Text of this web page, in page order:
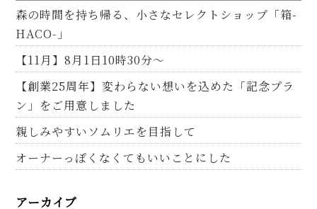
森の時間を持ち帰る、小さなセレクトショップ「箱-
HACO-」
【11月】8月1日10時30分～
【創業25周年】変わらない想いを込めた「記念プラ
ン」をご用意しました
親しみやすいソムリエを目指して
オーナーっぽくなくてもいいことにした
アーカイブ